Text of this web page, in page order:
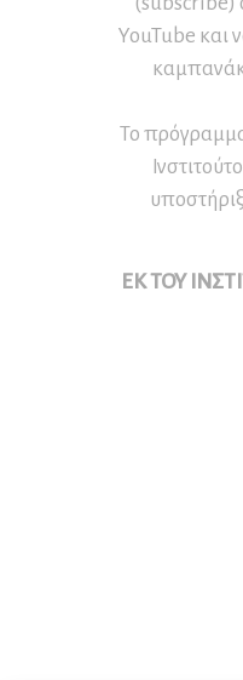
YouTube και
Το
ΕΚ ΤΟΥ